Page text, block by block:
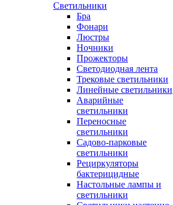
Светильники
Бра
Фонари
Люстры
Ночники
Прожекторы
Светодиодная лента
Трековые светильники
Линейные светильники
Аварийные
светильники
Переносные
светильники
Садово-парковые
светильники
Рециркуляторы
бактерицидные
Настольные лампы и
светильники